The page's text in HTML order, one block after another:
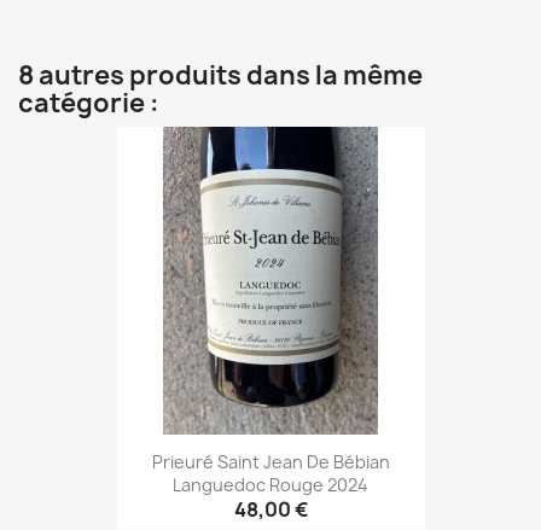
8 autres produits dans la même
catégorie :
Prieuré Saint Jean De Bébian
Languedoc Rouge 2024
48,00 €